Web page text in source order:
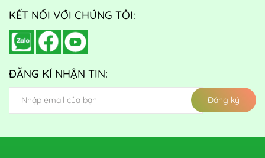
KẾT NỐI VỚI CHÚNG TÔI:
ĐĂNG KÍ NHẬN TIN:
Đăng ký